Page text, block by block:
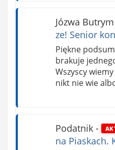
Józwa Butrym
ze! Senior
Piękne
brakuje
Wszyscy
nikt nie wie
Podatnik-
na Piaskach.